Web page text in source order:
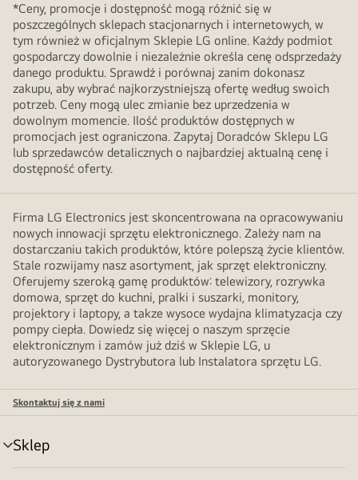
*Ceny, promocje i dostępność mogą różnić się w
poszczególnych sklepach stacjonarnych i internetowych, w
tym również w oficjalnym Sklepie LG online. Każdy podmiot
gospodarczy dowolnie i niezależnie określa cenę odsprzedaży
danego produktu. Sprawdź i porównaj zanim dokonasz
zakupu, aby wybrać najkorzystniejszą ofertę według swoich
potrzeb. Ceny mogą ulec zmianie bez uprzedzenia w
dowolnym momencie. Ilość produktów dostępnych w
promocjach jest ograniczona. Zapytaj Doradców Sklepu LG
lub sprzedawców detalicznych o najbardziej aktualną cenę i
dostępność oferty.
Firma LG Electronics jest skoncentrowana na opracowywaniu
nowych innowacji sprzętu elektronicznego. Zależy nam na
dostarczaniu takich produktów, które polepszą życie klientów.
Stale rozwijamy nasz asortyment, jak sprzęt elektroniczny.
Oferujemy szeroką gamę produktów: telewizory, rozrywka
domowa, sprzęt do kuchni, pralki i suszarki, monitory,
projektory i laptopy, a takze wysoce wydajna klimatyzacja czy
pompy ciepła. Dowiedz się więcej o naszym sprzęcie
elektronicznym i zamów już dziś w Sklepie LG, u
autoryzowanego Dystrybutora lub Instalatora sprzętu LG.
Skontaktuj się z nami
Sklep
Przełącznik
menu